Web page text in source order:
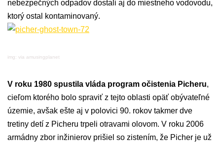
nebezpečných odpadov dostali aj do miestneho vodovodu,
ktorý ostal kontaminovaný.
img: via amusingplanet
V roku 1980 spustila vláda program očistenia Picheru,
cieľom ktorého bolo spraviť z tejto oblasti opäť obývateľné
územie, avšak ešte aj v polovici 90. rokov takmer dve
tretiny detí z Picheru trpeli otravami olovom. V roku 2006
armádny zbor inžinierov prišiel so zistením, že Picher je už